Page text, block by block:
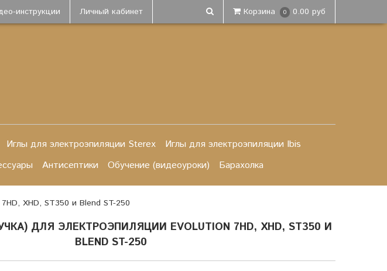
инструкции Личный кабинет Корзина 0 0.00 руб
Иглы для электроэпиляции Sterex
Иглы для электроэпиляции Ibis
Антисептики Обучение (видеоуроки) Барахолка
XHD, ST350 и Blend ST-250
ДЛЯ ЭЛЕКТРОЭПИЛЯЦИИ EVOLUTION 7HD, XHD, ST350 И
BLEND ST-250